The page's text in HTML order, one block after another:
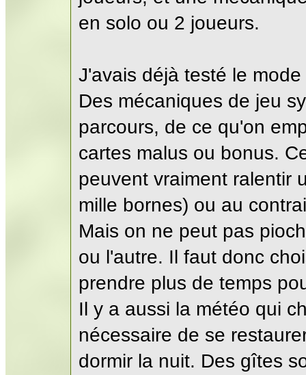
en solo ou 2 joueurs.
J'avais déjà testé le
Des mécaniques de jeu
parcours, de ce qu'on
cartes malus ou bonus.
peuvent vraiment ralentir
mille bornes) ou au
Mais on ne peut pas
ou l'autre. Il faut donc
prendre plus de temps
Il y a aussi la météo qui
nécessaire de se
dormir la nuit. Des gîtes